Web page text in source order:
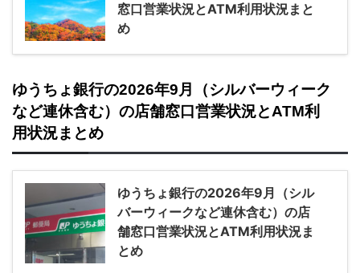
窓口営業状況とATM利用状況まと
め
ゆうちょ銀行の2026年9月（シルバーウィーク
など連休含む）の店舗窓口営業状況とATM利
用状況まとめ
ゆうちょ銀行の2026年9月（シル
バーウィークなど連休含む）の店
舗窓口営業状況とATM利用状況ま
とめ